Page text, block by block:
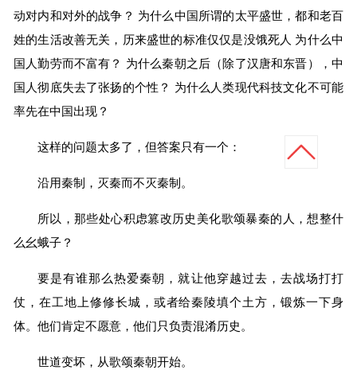
动对内和对外的战争？ 为什么中国所谓的太平盛世，都和老百
姓的生活改善无关，历来盛世的标准仅仅是没饿死人 为什么中
国人勤劳而不富有？ 为什么秦朝之后（除了汉唐和东晋），中
国人彻底失去了张扬的个性？ 为什么人类现代科技文化不可能
率先在中国出现？
这样的问题太多了，但答案只有一个：
沿用秦制，灭秦而不灭秦制。
所以，那些处心积虑篡改历史美化歌颂暴秦的人，想整什
么幺蛾子？
要是有谁那么热爱秦朝，就让他穿越过去，去战场打打
仗，在工地上修修长城，或者给秦陵填个土方，锻炼一下身
体。他们肯定不愿意，他们只负责混淆历史。
世道变坏，从歌颂秦朝开始。